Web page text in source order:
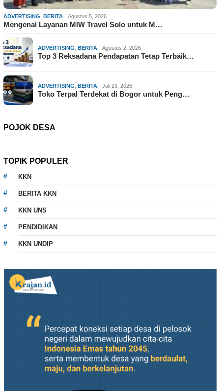
ADVERTISING, BERITA Agustus 5, 2026
Mengenal Layanan MIW Travel Solo untuk M…
ADVERTISING, BERITA Agustus 2, 2026
Top 3 Reksadana Pendapatan Tetap Terbaik…
ADVERTISING, BERITA Juli 23, 2026
Toko Terpal Terdekat di Bogor untuk Peng…
POJOK DESA
TOPIK POPULER
KKN
BERITA KKN
KKN UNS
PENDIDIKAN
KKN UNDIP